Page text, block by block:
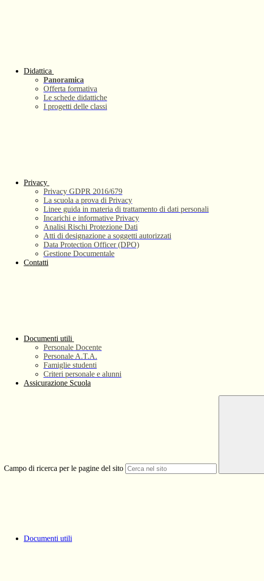
Didattica
Panoramica
Offerta formativa
Le schede didattiche
I progetti delle classi
Privacy
Privacy GDPR 2016/679
La scuola a prova di Privacy
Linee guida in materia di trattamento di dati personali
Incarichi e informative Privacy
Analisi Rischi Protezione Dati
Atti di designazione a soggetti autorizzati
Data Protection Officer (DPO)
Gestione Documentale
Contatti
Documenti utili
Personale Docente
Personale A.T.A.
Famiglie studenti
Criteri personale e alunni
Assicurazione Scuola
Campo di ricerca per le pagine del sito
Documenti utili